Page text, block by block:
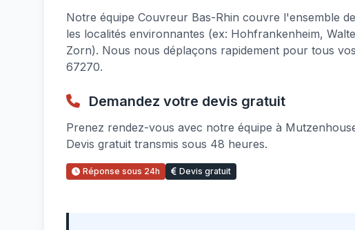
Notre équipe Couvreur Bas-Rhin couvre l'ensemble
les localités environnantes (ex: Hohfrankenheim,
Zorn). Nous nous déplaçons rapidement pour tous
67270.
Demandez votre devis gratuit
Prenez rendez-vous avec notre équipe à
Devis gratuit transmis sous 48 heures.
Réponse sous 24h Devis gratuit